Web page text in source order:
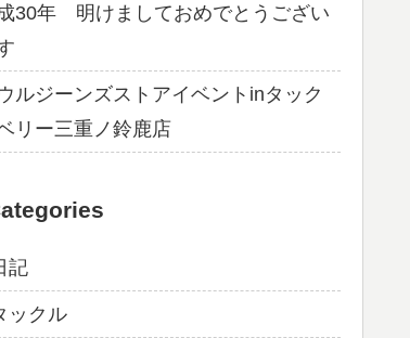
30年 明けましておめでとうござい
ルジーンズストアイベントinタック
リー三重ノ鈴鹿店
記
ックル